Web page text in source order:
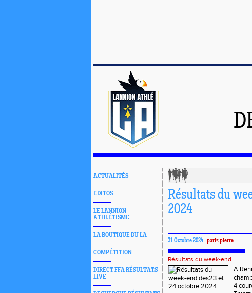
ACTUALITÉS
EDITOS
LE LANNION
ATHLÉTISME
LA BOUTIQUE DU LA
COMPÉTITION
DIRECT FFA RÉSULTATS
LIVE
Résultats du
2024
31 Octobre 2024 -paris pierre
Résultats du week-end
A
4